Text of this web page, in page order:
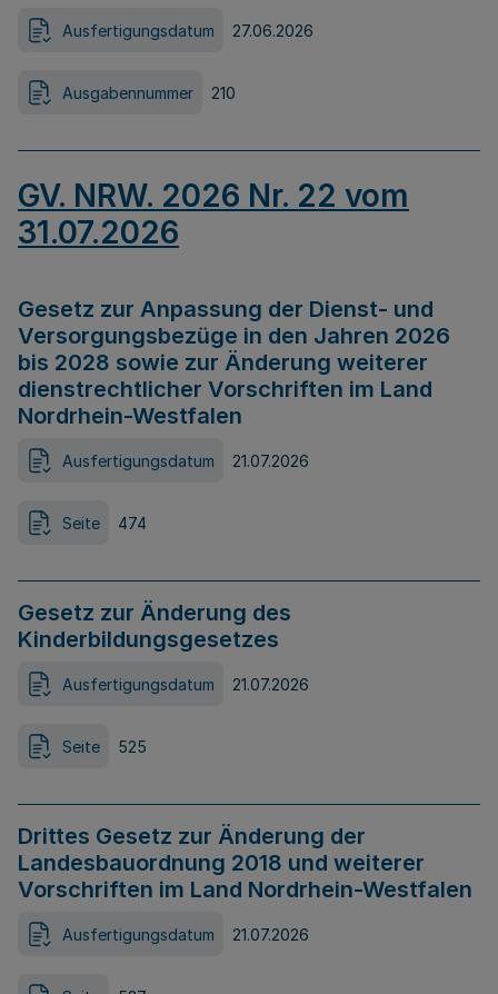
Ausfertigungsdatum 27.06.2026
Ausgabennummer 210
GV. NRW. 2026 Nr. 22 vom
31.07.2026
Gesetz zur Anpassung der Dienst- und
Versorgungsbezüge in den Jahren 2026
bis 2028 sowie zur Änderung weiterer
dienstrechtlicher Vorschriften im Land
Nordrhein-Westfalen
Ausfertigungsdatum 21.07.2026
Seite 474
Gesetz zur Änderung des
Kinderbildungsgesetzes
Ausfertigungsdatum 21.07.2026
Seite 525
Drittes Gesetz zur Änderung der
Landesbauordnung 2018 und weiterer
Vorschriften im Land Nordrhein-Westfalen
Ausfertigungsdatum 21.07.2026